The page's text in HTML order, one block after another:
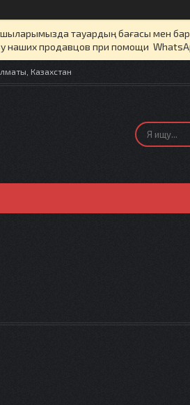
тауардың бағасы мен
наших продавцов при помощи
Казахстан